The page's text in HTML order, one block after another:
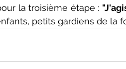
la troisième étape :
petits gardiens de la